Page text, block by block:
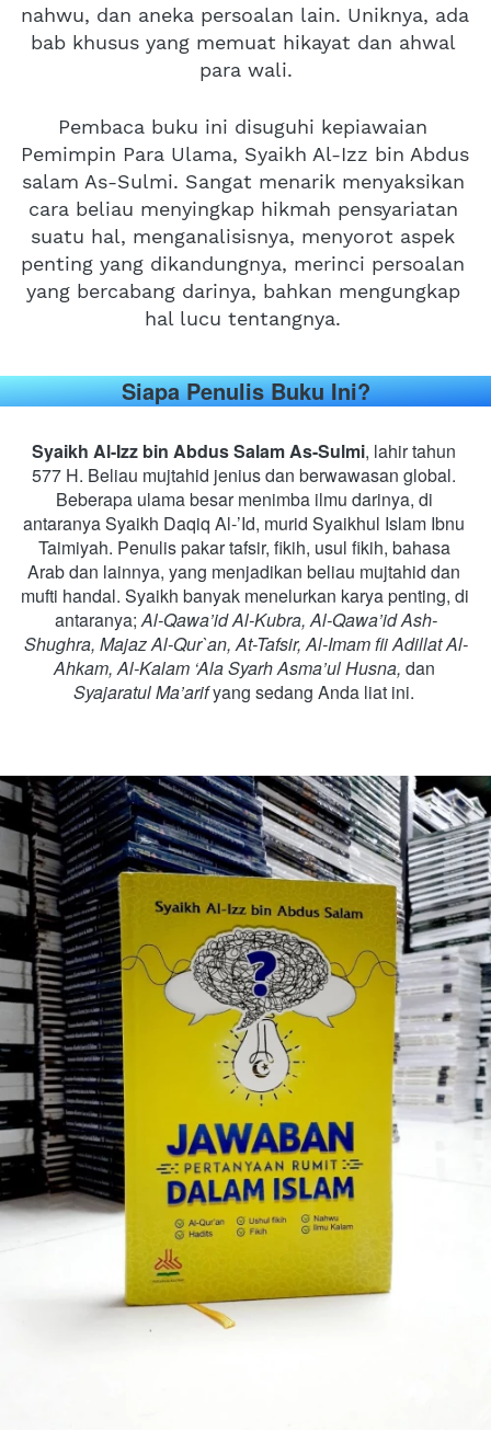
nahwu, dan aneka persoalan lain. Uniknya, ada
bab khusus yang memuat hikayat dan ahwal
para wali.
Pembaca buku ini disuguhi kepiawaian
Pemimpin Para Ulama, Syaikh Al-Izz bin Abdus
salam As-Sulmi. Sangat menarik menyaksikan
cara beliau menyingkap hikmah pensyariatan
suatu hal, menganalisisnya, menyorot aspek
penting yang dikandungnya, merinci persoalan
yang bercabang darinya, bahkan mengungkap
hal lucu tentangnya.
Siapa Penulis Buku Ini?
Syaikh Al-Izz bin Abdus Salam As-Sulmi, lahir tahun
577 H. Beliau mujtahid jenius dan berwawasan global.
Beberapa ulama besar menimba ilmu darinya, di
antaranya Syaikh Daqiq Al-’Id, murid Syaikhul Islam Ibnu
Taimiyah. Penulis pakar tafsir, fikih, usul fikih, bahasa
Arab dan lainnya, yang menjadikan beliau mujtahid dan
mufti handal. Syaikh banyak menelurkan karya penting, di
antaranya; Al-Qawa’id Al-Kubra, Al-Qawa’id Ash-
Shughra, Majaz Al-Qur`an, At-Tafsir, Al-Imam fii Adillat Al-
Ahkam, Al-Kalam ‘Ala Syarh Asma’ul Husna, dan
Syajaratul Ma’arifyang sedang Anda liat ini.